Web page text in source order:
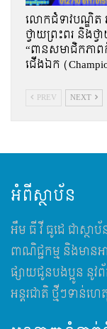
លោកជំទាវបណ្ឌិត
ថ្វាយព្រះពរ និងថ្វ
“ពានសមាជិកភា
ជើងឯក
PREV NEXT
អំពីស្ថាប័ន
អឹម​ ធី វី ធូដេ ជាស្ថ
ពាណិជ្ជកម្ម និងមាន
ផ្សាយជូនបងប្អូន នូវ
អន្តរជាតិ ថ្មីៗទាន់ហ